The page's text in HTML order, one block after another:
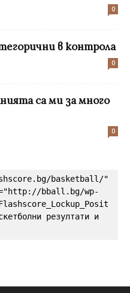
0
в контрола
0
са ми за много
0
basketball/"
bball.bg/wp-
резултати и